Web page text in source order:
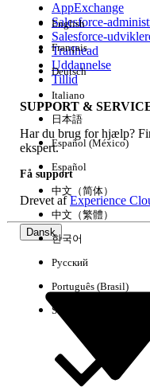
AppExchange
Salesforce-
Salesforce-
Trailhead
Uddannelse
Tillid
SUPPORT &
Har du brug for hjælp?
ekspert.
Få support
Drevet afExperience
Dansk
English
Français
Deutsch
Italiano
日本語
Español (México)
Español
中文（简体）
中文（繁體）
한국어
Русский
Português (Brasil)
Suomi